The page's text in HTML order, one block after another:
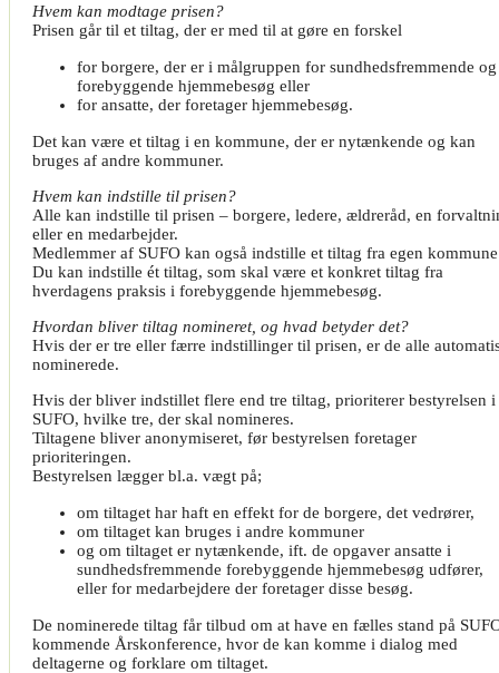
Hvem kan modtage prisen?
Prisen går til et tiltag, der er med til at gøre en forskel
for borgere, der er i målgruppen for sundhedsfremmende og
forebyggende hjemmebesøg eller
for ansatte, der foretager hjemmebesøg.
Det kan være et tiltag i en kommune, der er nytænkende og kan
bruges af andre kommuner.
Hvem kan indstille til prisen?
Alle kan indstille til prisen – borgere, ledere, ældreråd, en
eller en medarbejder.
Medlemmer af SUFO kan også indstille et tiltag fra egen
Du kan indstille ét tiltag, som skal være et konkret tiltag fra
hverdagens praksis i forebyggende hjemmebesøg.
Hvordan bliver tiltag nomineret, og hvad betyder det?
Hvis der er tre eller færre indstillinger til prisen, er de alle
nominerede.
Hvis der bliver indstillet flere end tre tiltag, prioriterer bestyrelsen i
SUFO, hvilke tre, der skal nomineres.
Tiltagene bliver anonymiseret, før bestyrelsen foretager
prioriteringen.
Bestyrelsen lægger bl.a. vægt på;
om tiltaget har haft en effekt for de borgere, det vedrører,
om tiltaget kan bruges i andre kommuner
og om tiltaget er nytænkende, ift. de opgaver ansatte i
sundhedsfremmende forebyggende hjemmebesøg udfører,
eller for medarbejdere der foretager disse besøg.
De nominerede tiltag får tilbud om at have en fælles stand på
kommende Årskonference, hvor de kan komme i dialog med
deltagerne og forklare om tiltaget.